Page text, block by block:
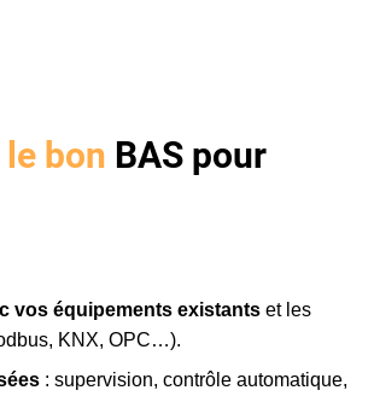
bon BAS pour
vos équipements existants et les
KNX, OPC…).
: supervision, contrôle automatique,